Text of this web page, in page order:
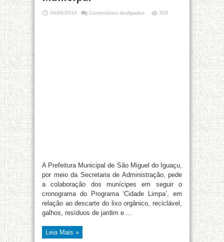
09/06/2016 Comentários desligados 353
A Prefeitura Municipal de São Miguel do Iguaçu,
por meio da Secretaria de Administração, pede
a colaboração dos munícipes em seguir o
cronograma do Programa ‘Cidade Limpa’, em
relação ao descarte do lixo orgânico, reciclável,
galhos, resíduos de jardim e ...
Leia Mais »